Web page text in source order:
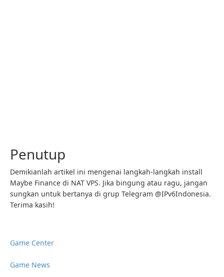
Penutup
Demikianlah artikel ini mengenai langkah-langkah install
Maybe Finance di NAT VPS. Jika bingung atau ragu, jangan
sungkan untuk bertanya di grup Telegram @IPv6Indonesia.
Terima kasih!
Game Center
Game News